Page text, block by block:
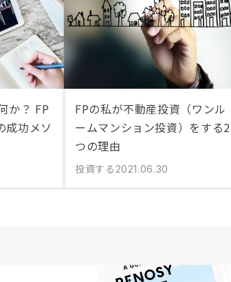
か？ FP
成功メソ
FPの私が不動産投資（ワンル
ームマンション投資）をする2
つの理由
投資する 2021.06.30